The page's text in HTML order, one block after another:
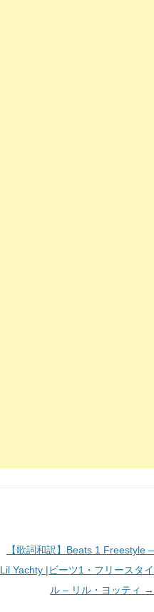
【歌詞和訳】Beats 1 Freestyle –
Lil Yachty |ビーツ1・フリースタイ
ル – リル・ヨッティ →